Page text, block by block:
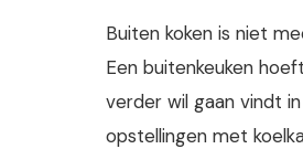
Buiten koken is niet
Een buitenkeuken
verder wil gaan vindt
opstellingen met